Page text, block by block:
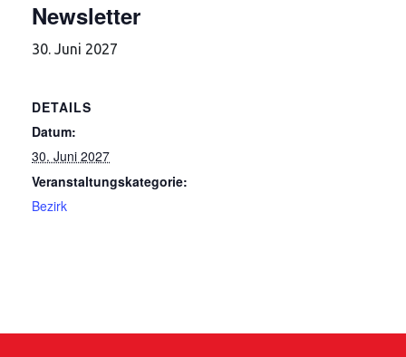
Newsletter
30. Juni 2027
DETAILS
Datum:
30. Juni 2027
Veranstaltungskategorie:
Bezirk